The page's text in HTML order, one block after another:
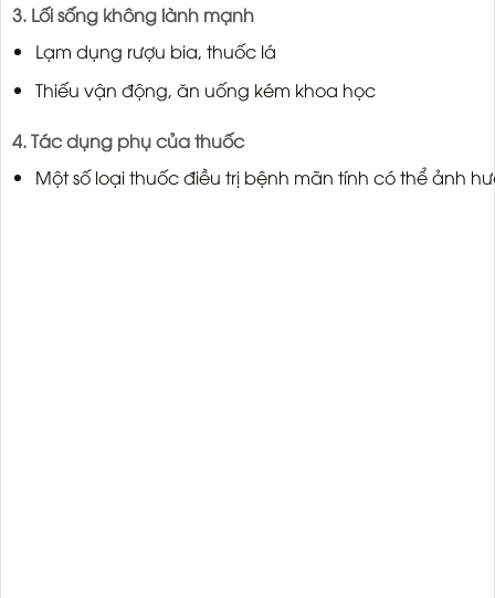
3. Lối sống không lành mạnh
Lạm dụng rượu bia, thuốc lá
Thiếu vận động, ăn uống kém khoa học
4. Tác dụng phụ của thuốc
Một số loại thuốc điều trị bệnh mãn tính có thể ảnh